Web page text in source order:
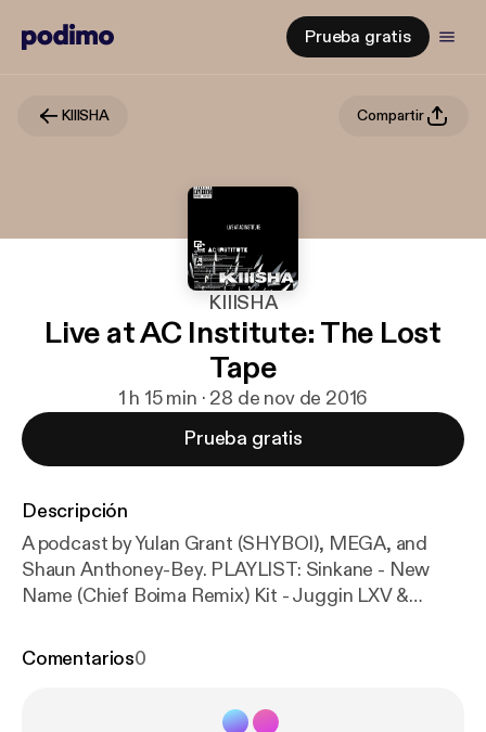
Prueba gratis
KIIISHA Compartir
KIIISHA
Live at AC Institute: The Lost
Tape
1 h 15 min · 28 de nov de 2016
Prueba gratis
Descripción
A podcast by Yulan Grant (SHYBOI), MEGA, and
Shaun Anthoney-Bey. PLAYLIST: Sinkane - New
Name (Chief Boima Remix) Kit - Juggin LXV &
Rest of Her Was Smoke Pau Pa - fCK
Comentarios0